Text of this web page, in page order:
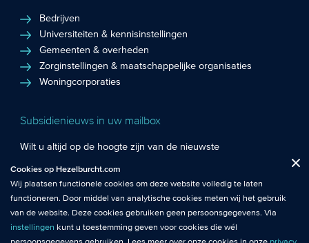
Bedrijven
Universiteiten & kennisinstellingen
Gemeenten & overheden
Zorginstellingen & maatschappelijke organisaties
Woningcorporaties
Subsidienieuws in uw mailbox
Wilt u altijd op de hoogte zijn van de nieuwste
voor de Hezelburcht Subsidienieuwsbrief!
Inschrijven nieuwsbrief
noodzakelijk om de website goed te laten werken.
Analytische cookies
: Met analytische cookies meten wij het gebruik van
de website. Zo krijgen wij beter inzicht in het functioneren van de
website.
Cookies op Hezelburcht.com
Wij plaatsen functionele cookies om deze website volledig te laten
functioneren. Door middel van analytische cookies meten wij het gebruik
van de website. Deze cookies gebruiken geen persoonsgegevens. Via
instellingen kunt u toestemming geven voor cookies die wél